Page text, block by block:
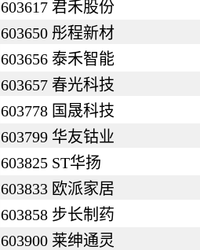
603617 君禾股份
603650 彤程新材
603656 泰禾智能
603657 春光科技
603778 国晟科技
603799 华友钴业
603825 ST华扬
603833 欧派家居
603858 步长制药
603900 莱绅通灵